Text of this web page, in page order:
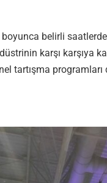
belirli saatlerde
karşı karşıya
tartışma programları